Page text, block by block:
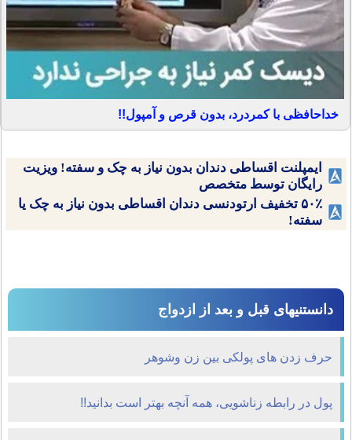
خداحافظی با کمردرد، بدون قرص و آمپول!!
ایمپلنت اقساطی دندان بدون نیاز به چک و سفته! ویزیت
رایگان توسط متخصص
۵۰٪ تخفیف ارتودنسی دندان اقساطی بدون نیاز به چک یا
سفته!
دانستنیهای قبل و بعد از ازدواج
حرف زدن های پولکی بین زن وشوهر
پول در رابطه زناشویی، همه آنچه بهتر است بدانید!!